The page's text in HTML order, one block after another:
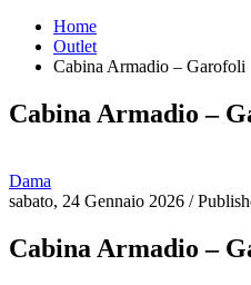
Home
Outlet
Cabina Armadio – Garofoli
Cabina Armadio –
Dama
sabato, 24 Gennaio 2026 /
Cabina Armadio –